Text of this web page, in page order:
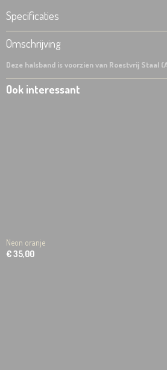
Specificaties
Productcode
531-900
Omschrijving
Deze halsband is voorzien van Roestvrij Staal
Ook interessant
Neon oranje
€ 35,00